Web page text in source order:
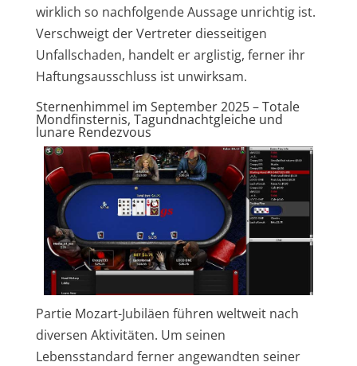
wirklich so nachfolgende Aussage unrichtig ist.
Verschweigt der Vertreter diesseitigen
Unfallschaden, handelt er arglistig, ferner ihr
Haftungsausschluss ist unwirksam.
Sternenhimmel im September 2025 – Totale
Mondfinsternis, Tagundnachtgleiche und
lunare Rendezvous
Partie Mozart-Jubiläen führen weltweit nach
diversen Aktivitäten. Um seinen
Lebensstandard ferner angewandten seiner